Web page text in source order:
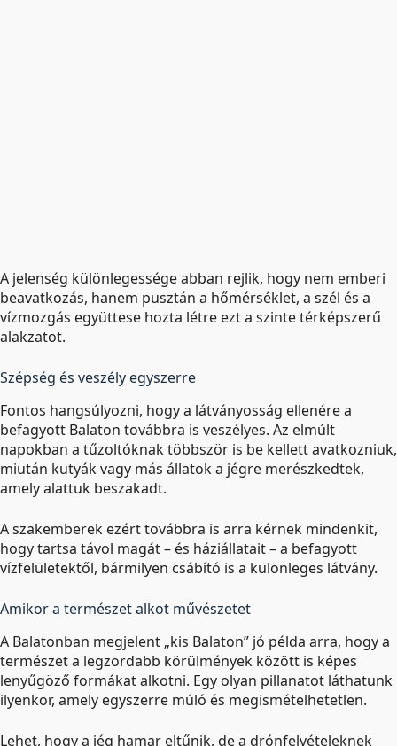
A jelenség különlegessége abban rejlik, hogy nem emberi
beavatkozás, hanem pusztán a hőmérséklet, a szél és a
vízmozgás együttese hozta létre ezt a szinte térképszerű
alakzatot.
Szépség és veszély egyszerre
Fontos hangsúlyozni, hogy a látványosság ellenére a
befagyott Balaton továbbra is veszélyes. Az elmúlt
napokban a tűzoltóknak többször is be kellett avatkozniuk,
miután kutyák vagy más állatok a jégre merészkedtek,
amely alattuk beszakadt.
A szakemberek ezért továbbra is arra kérnek mindenkit,
hogy tartsa távol magát – és háziállatait – a befagyott
vízfelületektől, bármilyen csábító is a különleges látvány.
Amikor a természet alkot művészetet
A Balatonban megjelent „kis Balaton” jó példa arra, hogy a
természet a legzordabb körülmények között is képes
lenyűgöző formákat alkotni. Egy olyan pillanatot láthatunk
ilyenkor, amely egyszerre múló és megismételhetetlen.
Lehet, hogy a jég hamar eltűnik, de a drónfelvételeknek